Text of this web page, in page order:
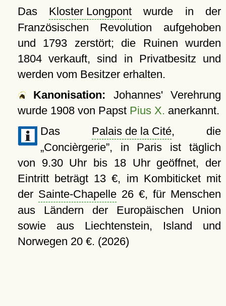
Das Kloster Longpont wurde in der
Französischen Revolution aufgehoben
und 1793 zerstört; die Ruinen wurden
1804 verkauft, sind in Privatbesitz und
werden vom Besitzer erhalten.
Kanonisation: Johannes' Verehrung
wurde 1908von Papst Pius X. anerkannt.
Das Palais de la Cité, die
Concièrgerie , in Paris ist täglich
von 9.30 Uhr bis 18 Uhr geöffnet, der
Eintritt beträgt 13 €, im Kombiticket mit
der Sainte-Chapelle26 €, für Menschen
aus Ländern der Europäischen Union
sowie aus Liechtenstein, Island und
Norwegen 20 €. (2026)